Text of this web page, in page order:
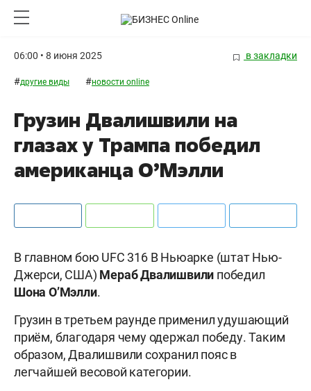
06:00 • 8 июня 2025 в закладки
#другие виды #новости online
Грузин Двалишвили на
глазах у Трампа победил
американца О’Мэлли
В главном бою UFC 316 В Ньюарке (штат Нью-
Джерси, США) Мераб Двалишвили победил
Шона О’Мэлли.
Грузин в третьем раунде применил удушающий
приём, благодаря чему одержал победу. Таким
образом, Двалишвили сохранил пояс в
легчайшей весовой категории.